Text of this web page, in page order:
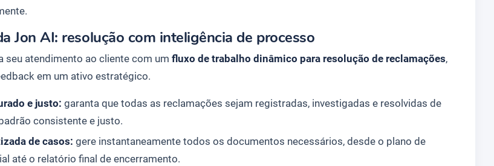
Jon AI: resolução com inteligência de processo
seu atendimento ao cliente com um fluxo de trabalho dinâmico para resolução de reclamações,
em um ativo estratégico.
e justo: garanta que todas as reclamações sejam registradas, investigadas e resolvidas de
consistente e justo.
de casos: gere instantaneamente todos os documentos necessários, desde o plano de
até o relatório final de encerramento.